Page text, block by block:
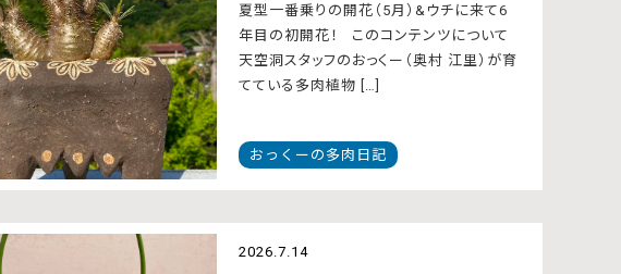
夏型一番乗りの開花（5月）&ウチに来て6
年目の初開花！ このコンテンツについて
天空洞スタッフのおっくー（奥村 江里）が育
てている多肉植物 […]
おっくーの多肉日記
2026.7.14